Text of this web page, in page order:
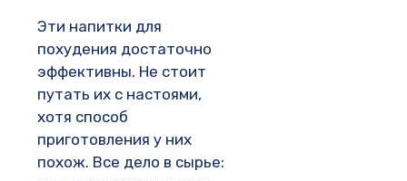
Эти напитки для
похудения достаточно
эффективны. Не стоит
путать их с настоями,
хотя способ
приготовления у них
похож. Все дело в сырье: